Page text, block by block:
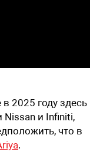
2025 году здесь
Nissan и Infiniti,
что в
.